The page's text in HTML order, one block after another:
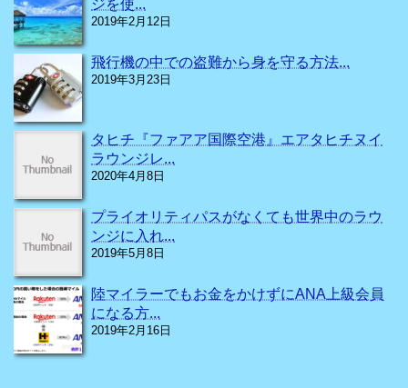
ジを使...
2019年2月12日
飛行機の中での盗難から身を守る方法...
2019年3月23日
タヒチ『ファアア国際空港』エアタヒチヌイ
ラウンジレ...
2020年4月8日
プライオリティパスがなくても世界中のラウ
ンジに入れ...
2019年5月8日
陸マイラーでもお金をかけずにANA上級会員
になる方...
2019年2月16日